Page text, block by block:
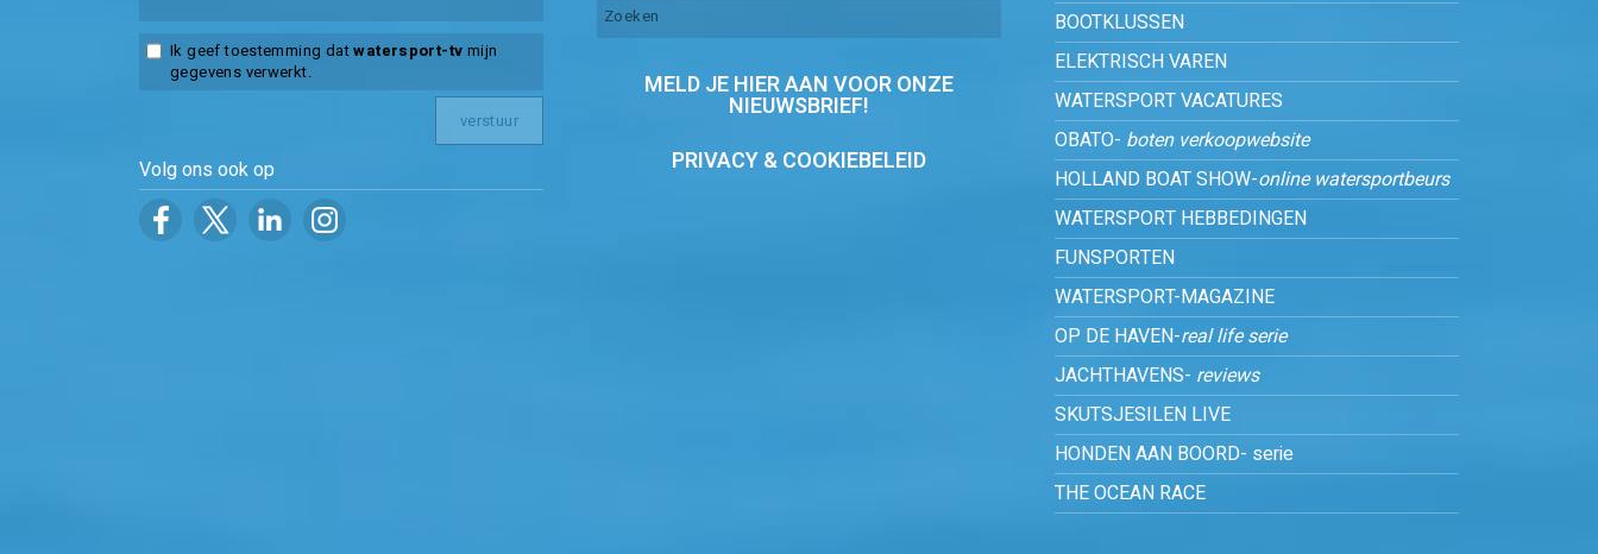
Ik geef toestemming datwatersport-tv mijn
gegevens verwerkt.
Volg ons ook op
MELD JE HIER AAN VOOR ONZE
NIEUWSBRIEF!
PRIVACY & COOKIEBELEID
BOOTKLUSSEN
ELEKTRISCH VAREN
WATERSPORT VACATURES
OBATO- boten verkoopwebsite
HOLLAND BOAT SHOW-online watersportbeurs
WATERSPORT HEBBEDINGEN
FUNSPORTEN
WATERSPORT-MAGAZINE
OP DE HAVEN-real life serie
JACHTHAVENS- reviews
SKUTSJESILEN LIVE
HONDEN AAN BOORD- serie
THE OCEAN RACE